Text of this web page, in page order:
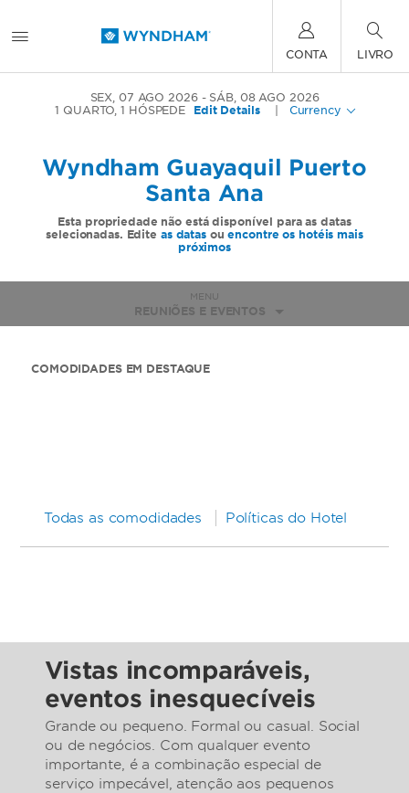
CONTA LIVRO
SEX, 07 AGO 2026
SÁB, 08 AGO 2026
1 QUARTO,1 HÓSPEDE Edit Details Currency
Wyndham Guayaquil Puerto
Santa Ana
Esta propriedade não está disponível para as datas
selecionadas. Edite as datasouencontre os hotéis mais
próximos
MENU
REUNIÕES E EVENTOS
COMODIDADES EM DESTAQUE
Todas as comodidades Políticas do Hotel
Vistas incomparáveis,
eventos inesquecíveis
Grande ou pequeno. Formal ou casual. Social
ou de negócios. Com qualquer evento
importante, é a combinação especial de
serviço impecável, atenção aos pequenos